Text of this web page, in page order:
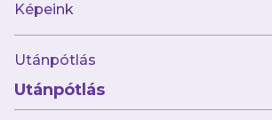
Képeink
Utánpótlás
Utánpótlás
Újpest FC
TAO
Klub infó
Sajtó